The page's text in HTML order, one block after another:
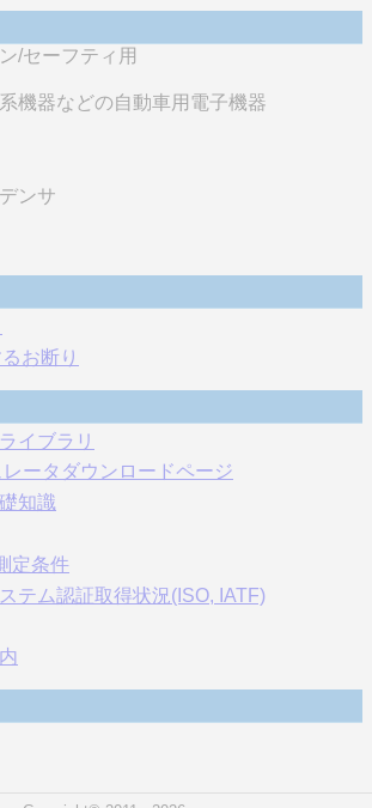
/セーフティ用
機器などの自動車用電子機器
ンサ
お断り
イブラリ
ータダウンロードページ
知識
定条件
テム認証取得状況(ISO, IATF)